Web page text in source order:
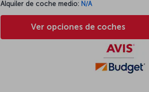
Alquiler de coche medio: N/A
Ver opciones de coches